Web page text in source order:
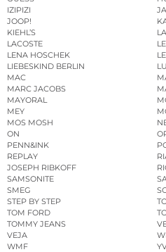
IZIPIZI
JOOP!
KIEHL’S
LACOSTE
LENA HOSCHEK
LIEBESKIND BERLIN
MAC
MARC JACOBS
MAYORAL
MEY
MOS MOSH
ON
PENN&INK
REPLAY
JOSEPH RIBKOFF
SAMSONITE
SMEG
STEP BY STEP
TOM FORD
TOMMY JEANS
VEJA
WMF